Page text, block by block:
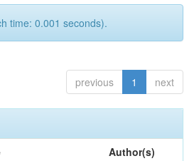
time: 0.001 seconds).
previous 1 next
Author(s)